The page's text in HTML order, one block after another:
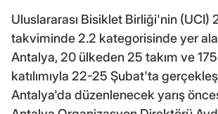
Uluslararası Bisiklet Birliği'nin (UCI)
takviminde 2.2 kategorisinde yer
Antalya, 20 ülkeden 25 takım ve
katılımıyla 22-25 Şubat'ta
Antalya'da düzenlenecek yarış